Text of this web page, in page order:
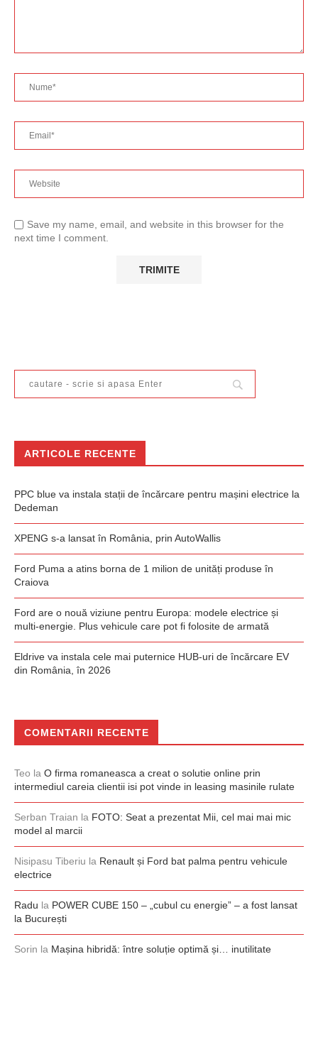
Save my name, email, and website in this browser for the
next time I comment.
ARTICOLE RECENTE
PPC blue va instala stații de încărcare pentru mașini electrice la
Dedeman
XPENG s-a lansat în România, prin AutoWallis
Ford Puma a atins borna de 1 milion de unități produse în
Craiova
Ford are o nouă viziune pentru Europa: modele electrice și
multi-energie. Plus vehicule care pot fi folosite de armată
Eldrive va instala cele mai puternice HUB-uri de încărcare EV
din România, în 2026
COMENTARII RECENTE
Teo la O firma romaneasca a creat o solutie online prin
intermediul careia clientii isi pot vinde in leasing masinile rulate
Serban Traian la FOTO: Seat a prezentat Mii, cel mai mai mic
model al marcii
Nisipasu Tiberiu la Renault și Ford bat palma pentru vehicule
electrice
Radu la POWER CUBE 150 – „cubul cu energie” – a fost lansat
la București
Sorin la Mașina hibridă: între soluție optimă și… inutilitate